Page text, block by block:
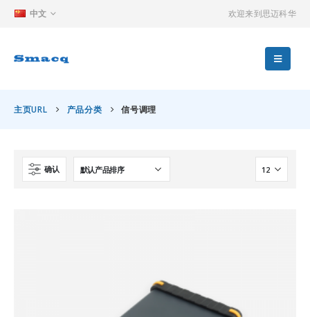
中文 欢迎来到思迈科华
主页URL 产品分类 信号调理
确认